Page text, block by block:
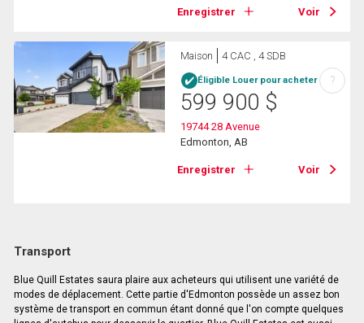
Enregistrer Voir
Maison 4 CAC , 4 SDB
Éligible Louer pour acheter
599 900 $
19744 28 Avenue
Edmonton, AB
Enregistrer Voir
?
Transport
Blue Quill Estates saura plaire aux acheteurs qui utilisent une variété de
modes de déplacement. Cette partie d'Edmonton possède un assez bon
système de transport en commun étant donné que l'on compte quelques